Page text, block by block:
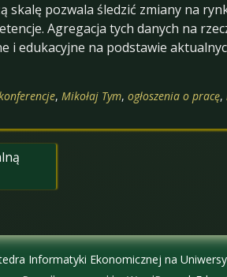
pozwala śledzić zmiany na
Agregacja tych danych na
i edukacyjne na podstawie
, Mikołaj Tym, ogłoszenia o pracę,
Informatyki Ekonomicznej na